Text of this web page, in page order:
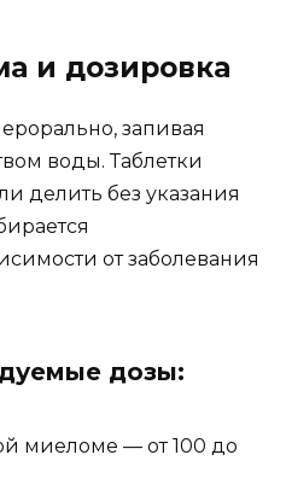
и дозировка
запивая
воды. Таблетки
делить без указания
от заболевания
дозы:
миеломе — от 100 до